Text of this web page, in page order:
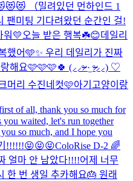
（밀려있던 먼하인드 1
팬미팅 기다려왔던 순간인 걸!
워💛 오늘 받은 행복☘️😊데일리
했어🩵✨ 우리 데일리가 진짜
해요🩷🩷🩷🍀 (⸝⸝ᵒ̴̶̷ ·̫ ᵒ̴̶̷⸝⸝) ♡
머리 수진네컷🩷아기고양이랑
of all, thank you so much for
waited, let's run together
so much, and I hope you
!!!!!!😝😝😝ColoRise D-2 🌈
얼마 안 남았다!!!!어제 너무
한 번 생일 추카해요🎂 원래